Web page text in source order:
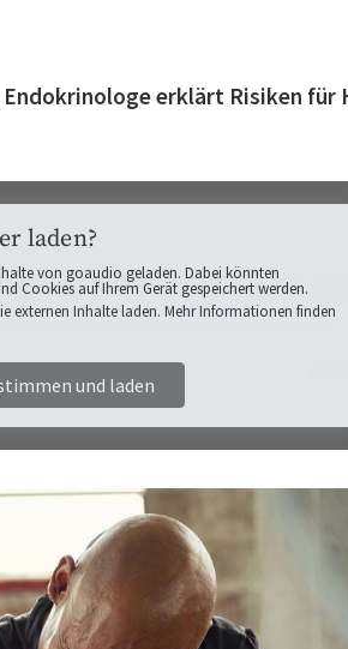
erklärt Risiken für
laden?
von goaudio geladen. Dabei könnten
Cookies auf Ihrem Gerät gespeichert werden.
externen Inhalte laden. Mehr Informationen finden
und laden